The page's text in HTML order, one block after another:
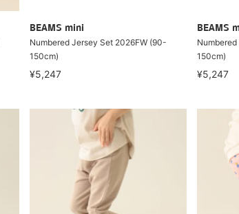
BEAMS mini
Numbered Jersey Set 2026FW (90-
150cm)
¥5,247
BEAMS
150cm)
¥5,247